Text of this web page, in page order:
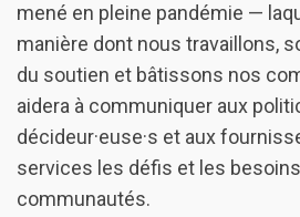
mené en pleine pandémie —
manière dont nous travaillons,
du soutien et bâtissons nos
aidera à communiquer aux
décideur·euse·s et aux
services les défis et les
communautés.